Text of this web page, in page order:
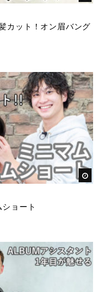
カット！オン眉バング
ョート